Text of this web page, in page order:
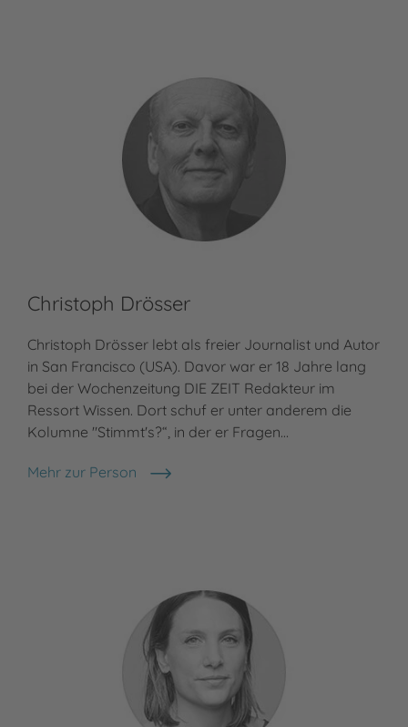
Christoph Drösser
Christoph Drösser lebt als freier Journalist und Autor
in San Francisco (USA). Davor war er 18 Jahre lang
bei der Wochenzeitung DIE ZEIT Redakteur im
Ressort Wissen. Dort schuf er unter anderem die
Kolumne "Stimmt's?“, in der er Fragen…
Mehr zur Person
Christoph Drösser